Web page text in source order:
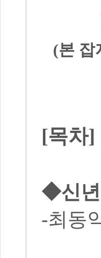
(본 잡
[목차]
◆신
-최동